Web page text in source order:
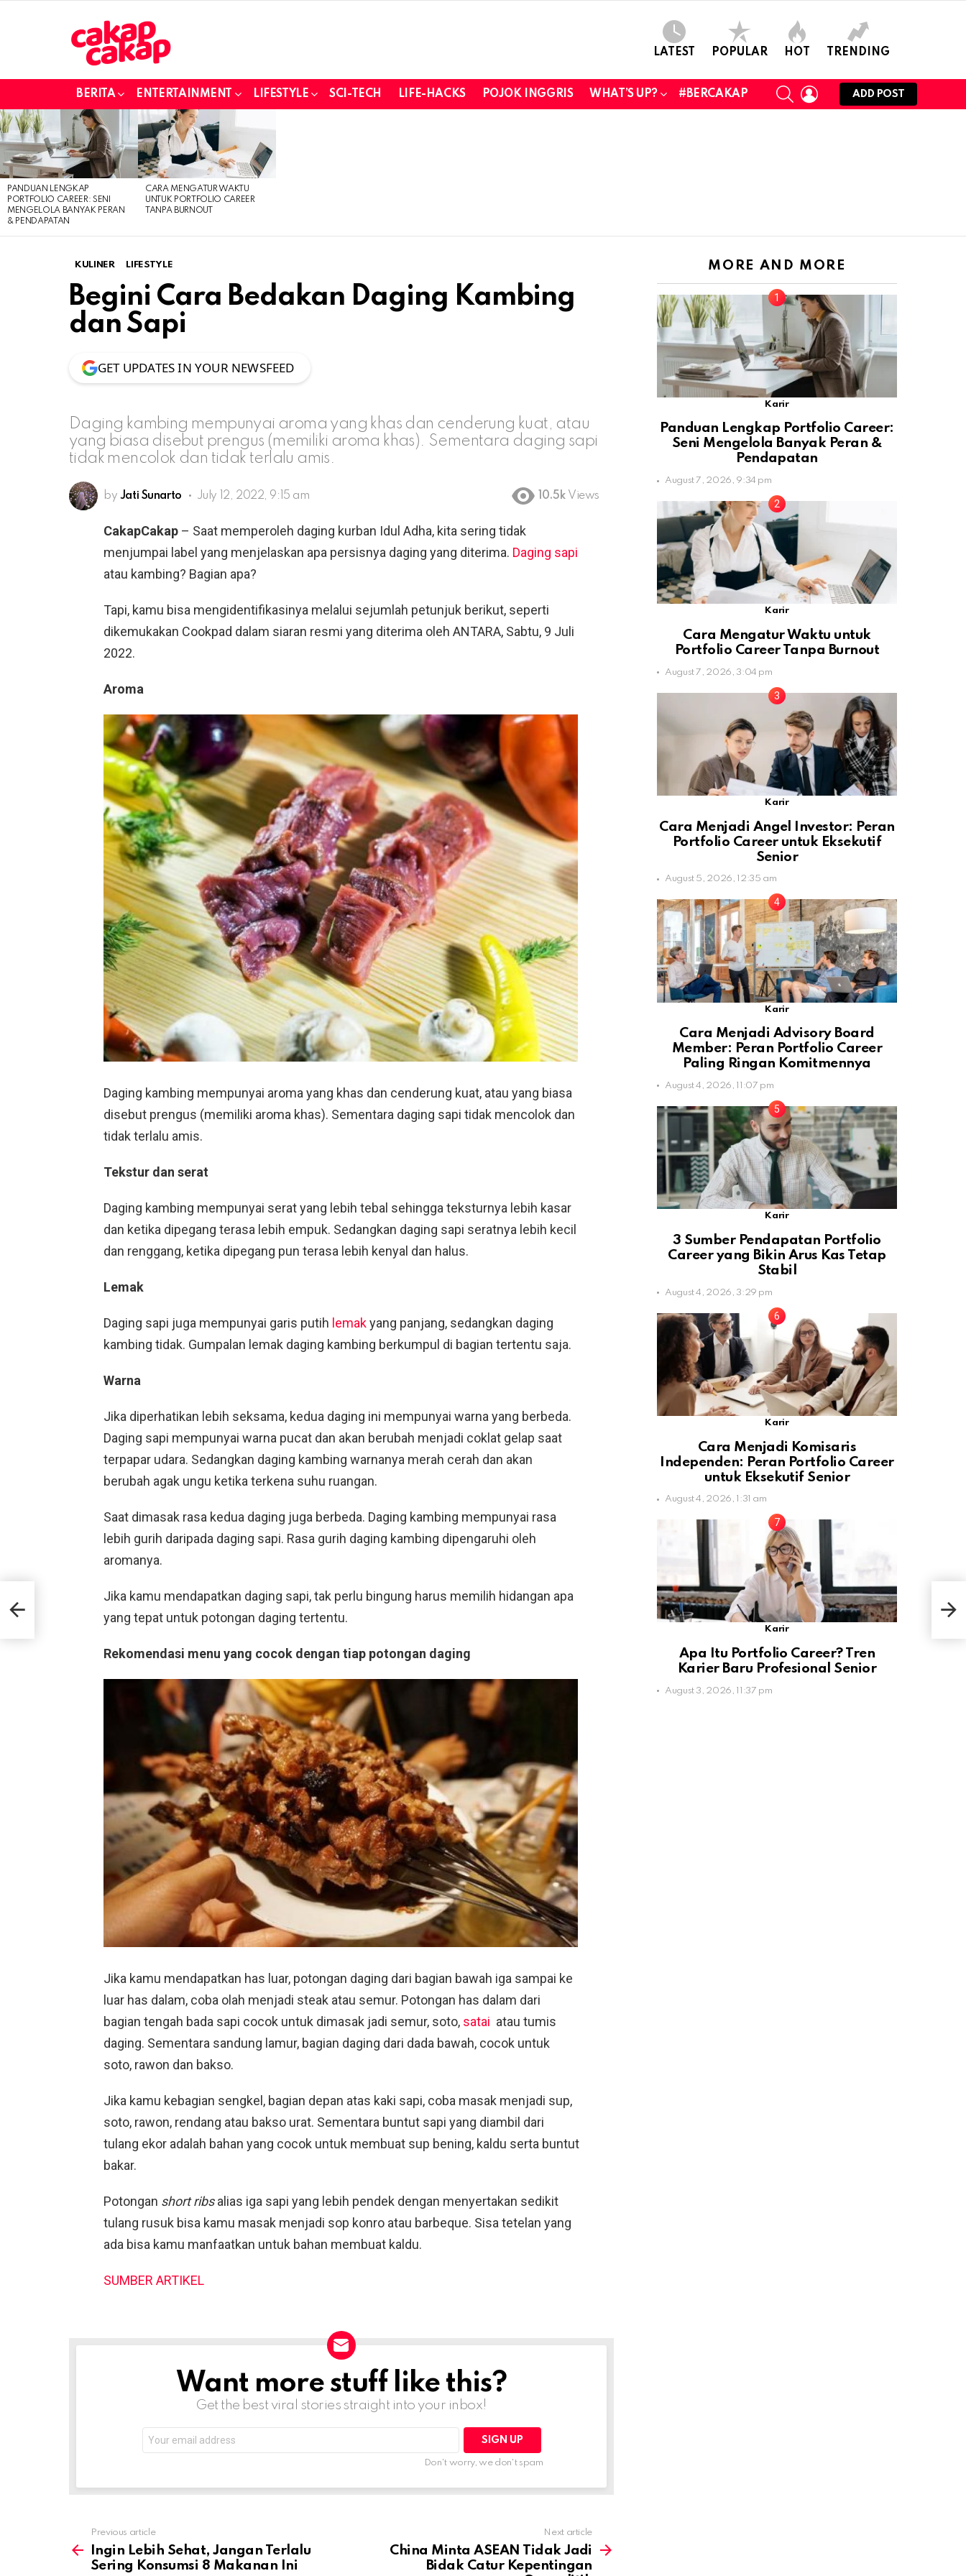
LATEST POPULAR HOT TRENDING
BERITA ENTERTAINMENT LIFESTYLE SCI-TECH LIFE-HACKS POJOK INGGRIS WHAT’S UP? #BERCAKAP
SEARCHLOGIN
ADD POST
LATEST
STORIES
PANDUAN LENGKAP
PORTFOLIO CAREER: SENI
MENGELOLA BANYAK PERAN
& PENDAPATAN
CARA MENGATUR WAKTU
UNTUK PORTFOLIO CAREER
TANPA BURNOUT
KULINER LIFESTYLE
Begini Cara Bedakan Daging Kambing
dan Sapi
GET UPDATES IN YOUR NEWSFEED
Daging kambing mempunyai aroma yang khas dan cenderung kuat, atau
yang biasa disebut prengus (memiliki aroma khas). Sementara daging sapi
tidak mencolok dan tidak terlalu amis.
by Jati Sunarto July 12, 2022, 9:15 am 10.5k Views
CakapCakap – Saat memperoleh daging kurban Idul Adha, kita sering tidak
menjumpai label yang menjelaskan apa persisnya daging yang diterima. Daging sapi
atau kambing? Bagian apa?
Tapi, kamu bisa mengidentifikasinya melalui sejumlah petunjuk berikut, seperti
dikemukakan Cookpad dalam siaran resmi yang diterima oleh ANTARA, Sabtu, 9 Juli
2022.
Aroma
Daging kambing mempunyai aroma yang khas dan cenderung kuat, atau yang biasa
disebut prengus (memiliki aroma khas). Sementara daging sapi tidak mencolok dan
tidak terlalu amis.
Tekstur dan serat
Daging kambing mempunyai serat yang lebih tebal sehingga teksturnya lebih kasar
dan ketika dipegang terasa lebih empuk. Sedangkan daging sapi seratnya lebih kecil
dan renggang, ketika dipegang pun terasa lebih kenyal dan halus.
Lemak
Daging sapi juga mempunyai garis putih lemakyang panjang, sedangkan daging
kambing tidak. Gumpalan lemak daging kambing berkumpul di bagian tertentu saja.
Warna
Jika diperhatikan lebih seksama, kedua daging ini mempunyai warna yang berbeda.
Daging sapi mempunyai warna pucat dan akan berubah menjadi coklat gelap saat
terpapar udara. Sedangkan daging kambing warnanya merah cerah dan akan
berubah agak ungu ketika terkena suhu ruangan.
Saat dimasak rasa kedua daging juga berbeda. Daging kambing mempunyai rasa
lebih gurih daripada daging sapi. Rasa gurih daging kambing dipengaruhi oleh
aromanya.
Jika kamu mendapatkan daging sapi, tak perlu bingung harus memilih hidangan apa
yang tepat untuk potongan daging tertentu.
Rekomendasi menu yang cocok dengan tiap potongan daging
Jika kamu mendapatkan has luar, potongan daging dari bagian bawah iga sampai ke
luar has dalam, coba olah menjadi steak atau semur. Potongan has dalam dari
bagian tengah bada sapi cocok untuk dimasak jadi semur, soto, satai atau tumis
daging. Sementara sandung lamur, bagian daging dari dada bawah, cocok untuk
soto, rawon dan bakso.
Jika kamu kebagian sengkel, bagian depan atas kaki sapi, coba masak menjadi sup,
soto, rawon, rendang atau bakso urat. Sementara buntut sapi yang diambil dari
tulang ekor adalah bahan yang cocok untuk membuat sup bening, kaldu serta buntut
bakar.
Potongan short ribsalias iga sapi yang lebih pendek dengan menyertakan sedikit
tulang rusuk bisa kamu masak menjadi sop konro atau barbeque. Sisa tetelan yang
ada bisa kamu manfaatkan untuk bahan membuat kaldu.
SUMBER ARTIKEL
NEWSLETTERWant more stuff like this?
Get the best viral stories straight into your inbox!
address:
Don't worry, we don't spam
more
Previous article
Ingin Lebih Sehat, Jangan Terlalu
Sering Konsumsi 8 Makanan Ini
Next article
China Minta ASEAN Tidak Jadi
Bidak Catur Kepentingan
MORE AND MORE
Karir
Panduan Lengkap Portfolio Career:
Seni Mengelola Banyak Peran &
Pendapatan
August 7, 2026, 9:34 pm
Karir
Cara Mengatur Waktu untuk
Portfolio Career Tanpa Burnout
August 7, 2026, 3:04 pm
Karir
Cara Menjadi Angel Investor: Peran
Portfolio Career untuk Eksekutif
Senior
August 5, 2026, 12:35 am
Karir
Cara Menjadi Advisory Board
Member: Peran Portfolio Career
Paling Ringan Komitmennya
August 4, 2026, 11:07 pm
Karir
3 Sumber Pendapatan Portfolio
Career yang Bikin Arus Kas Tetap
Stabil
August 4, 2026, 3:29 pm
Karir
Cara Menjadi Komisaris
Independen: Peran Portfolio Career
untuk Eksekutif Senior
August 4, 2026, 1:31 am
Karir
Apa Itu Portfolio Career? Tren
Karier Baru Profesional Senior
August 3, 2026, 11:37 pm